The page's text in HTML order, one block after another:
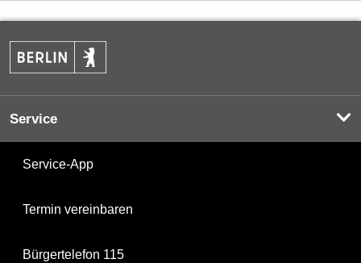
Service
Service-App
Termin vereinbaren
Bürgertelefon 115